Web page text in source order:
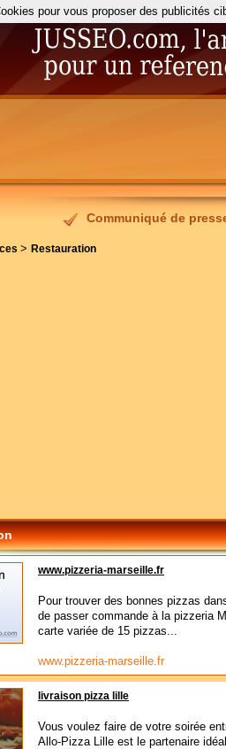
Communiqué de
> Restauration
www.pizzeria-marseille.fr
Pour trouver des bonnes pizzas
de passer commande à la pizzeria
carte variée de 15 pizzas...
www.pizzeria-marseille.fr
livraison pizza lille
Vous voulez faire de votre soirée
Allo-Pizza Lille est le partenaire
pour vous proposer des publicités